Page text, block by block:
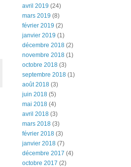
avril 2019 (24)
mars 2019 (8)
février 2019 (2)
janvier 2019 (1)
décembre 2018 (2)
novembre 2018 (1)
octobre 2018 (3)
septembre 2018 (1)
août 2018 (3)
juin 2018 (5)
mai 2018 (4)
avril 2018 (3)
mars 2018 (3)
février 2018 (3)
janvier 2018 (7)
décembre 2017 (4)
octobre 2017 (2)